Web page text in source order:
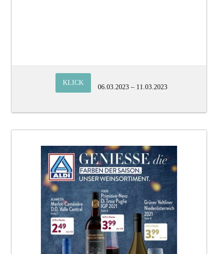
KLICK
06.03.2023 – 11.03.2023